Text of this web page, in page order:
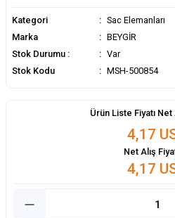
Kategori
Sac Elemanları
Marka
BEYGİR
Stok Durumu :
Var
Stok Kodu
MSH-500854
Ürün Liste Fiyatı Net
4,17
Net Alış
4,17